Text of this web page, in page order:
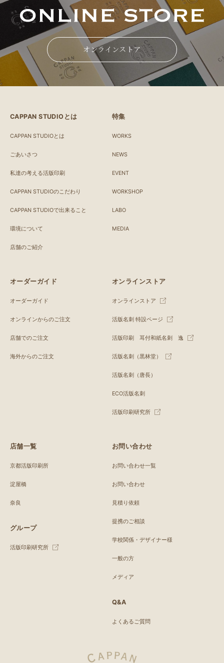
オンラインストア
CAPPAN STUDIOとは
CAPPAN STUDIOとは
ごあいさつ
私達の考える活版印刷
CAPPAN STUDIOのこだわり
CAPPAN STUDIOで出来ること
環境について
店舗のご紹介
特集
WORKS
NEWS
EVENT
WORKSHOP
LABO
MEDIA
オーダーガイド
オーダーガイド
オンラインからのご注文
店舗でのご注文
海外からのご注文
オンラインストア
オンラインストア
活版名刺 特設ページ
活版印刷 耳付和紙名刺 逸
活版名刺（黒林堂）
活版名刺（唐長）
ECO活版名刺
活版印刷研究所
店舗一覧
京都活版印刷所
淀屋橋
奈良
グループ
活版印刷研究所
お問い合わせ
お問い合わせ一覧
お問い合わせ
見積り依頼
提携のご相談
学校関係・デザイナー様
一般の方
メディア
Q&A
よくあるご質問